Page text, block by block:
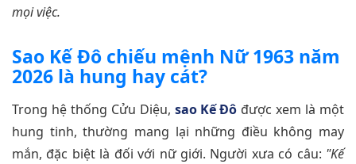
mọi việc.
Sao Kế Đô chiếu mệnh Nữ 1963 năm
2026 là hung hay cát?
Trong hệ thống Cửu Diệu, sao Kế Đô được xem là một
hung tinh, thường mang lại những điều không may
mắn, đặc biệt là đối với nữ giới. Người xưa có câu: "Kế